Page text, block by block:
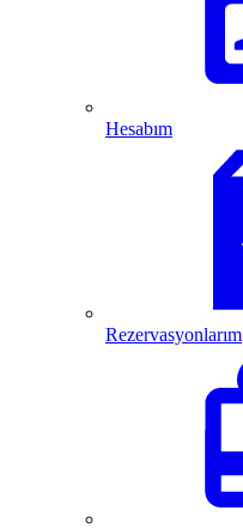
Hesabım
Rezervasyonlarım